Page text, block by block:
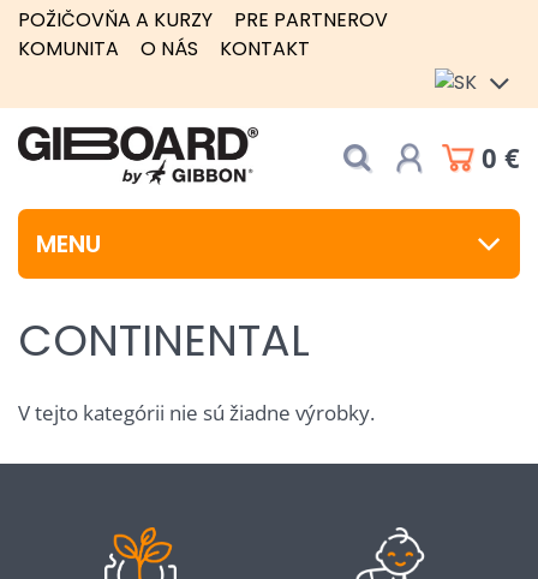
POŽIČOVŇA A KURZY
PRE PARTNEROV
KOMUNITA
O NÁS KONTAKT
0 €
MENU
CONTINENTAL
V tejto kategórii nie sú žiadne výrobky.